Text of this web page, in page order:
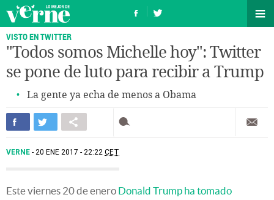
VISTO EN TWITTER
"Todos somos Michelle hoy": Twitter
se pone de luto para recibir a Trump
La gente ya echa de menos a Obama
VERNE 20 ENE 2017 - 22:22 CET
Este viernes 20 de enero Donald Trump ha tomado